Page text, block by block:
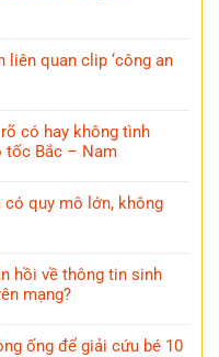
liên quan clip ‘công an
có hay không tình
tốc Bắc – Nam
quy mô lớn, không
hồi về thông tin sinh
mạng?
ống để giải cứu bé 10